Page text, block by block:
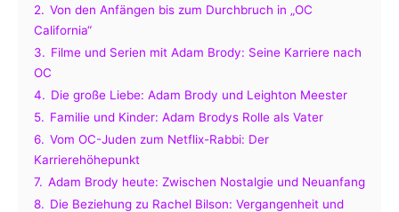
2. Von den Anfängen bis zum Durchbruch in „OC
California“
3. Filme und Serien mit Adam Brody: Seine Karriere nach
OC
4. Die große Liebe: Adam Brody und Leighton Meester
5. Familie und Kinder: Adam Brodys Rolle als Vater
6. Vom OC-Juden zum Netflix-Rabbi: Der
Karrierehöhepunkt
7. Adam Brody heute: Zwischen Nostalgie und Neuanfang
8. Die Beziehung zu Rachel Bilson: Vergangenheit und